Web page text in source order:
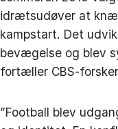
idrætsudøver at
kampstart. Det
bevægelse og blev
fortæller CBS-
”Football blev